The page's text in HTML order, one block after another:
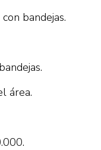
bandejas.
área.